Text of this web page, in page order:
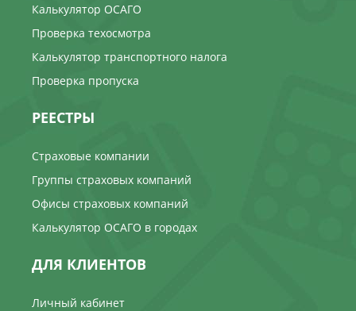
Калькулятор ОСАГО
Проверка техосмотра
Калькулятор транспортного налога
Проверка пропуска
РЕЕСТРЫ
Страховые компании
Группы страховых компаний
Офисы страховых компаний
Калькулятор ОСАГО в городах
ДЛЯ КЛИЕНТОВ
Личный кабинет